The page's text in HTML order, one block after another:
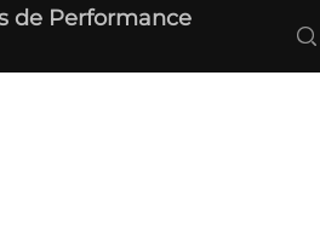
de Performance